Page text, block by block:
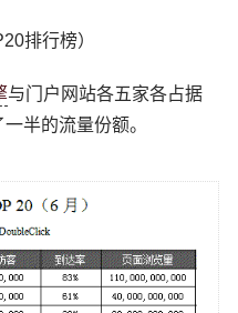
排行榜）
与门户网站各五家各占据
半的流量份额。